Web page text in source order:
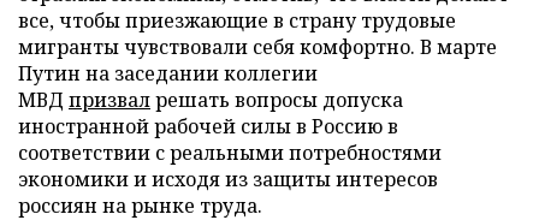
все, чтобы приезжающие в страну трудовые
мигранты чувствовали себя комфортно. В марте
Путин на заседании коллегии
МВД призвалрешать вопросы допуска
иностранной рабочей силы в Россию в
соответствии с реальными потребностями
экономики и исходя из защиты интересов
россиян на рынке труда.